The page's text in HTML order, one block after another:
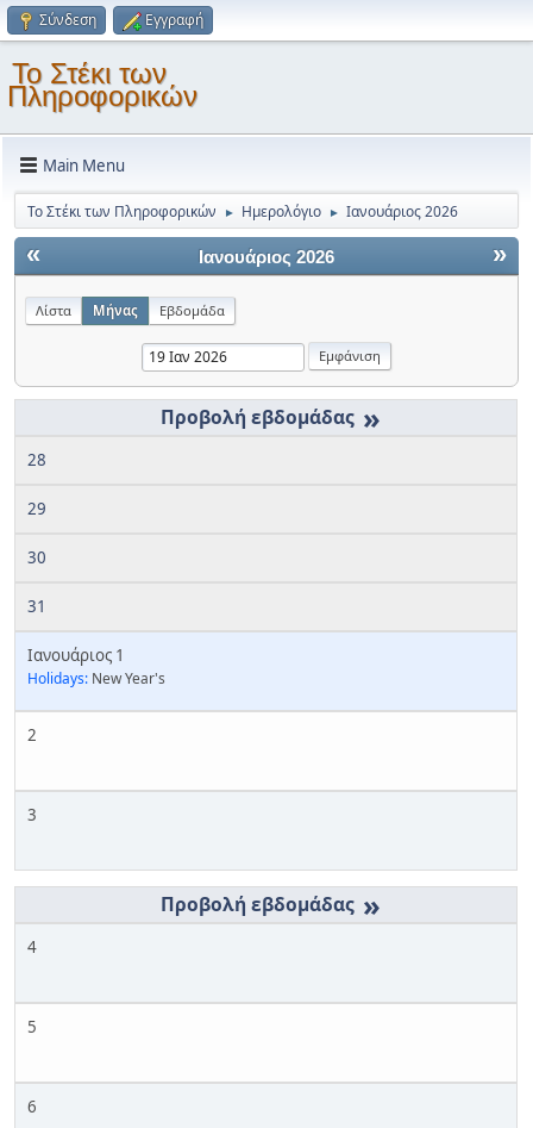
Σύνδεση Εγγραφή
Το Στέκι των
Πληροφορικών
Main Menu
Το Στέκι των Πληροφορικών ► Ημερολόγιο ► Ιανουάριος 2026
« »
Ιανουάριος 2026
Λίστα Μήνας Εβδομάδα
»
28
29
30
31
Ιανουάριος 1
Holidays: New Year's
2
3
»
4
5
6